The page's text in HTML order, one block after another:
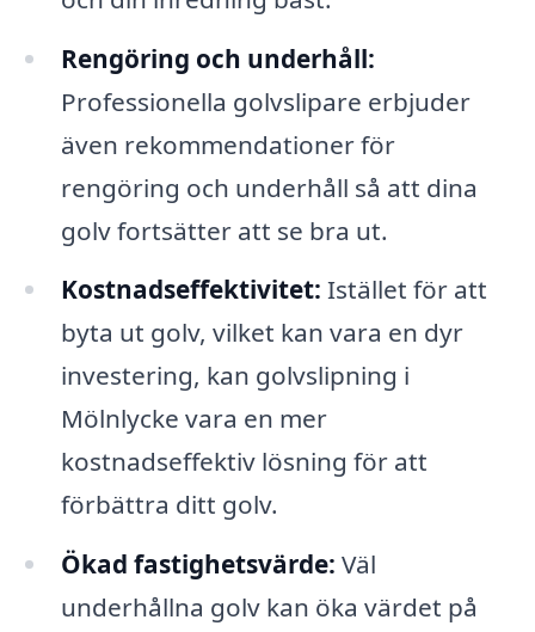
Rengöring och underhåll:
Professionella golvslipare erbjuder
även rekommendationer för
rengöring och underhåll så att dina
golv fortsätter att se bra ut.
Kostnadseffektivitet: Istället för att
byta ut golv, vilket kan vara en dyr
investering, kan golvslipning i
Mölnlycke vara en mer
kostnadseffektiv lösning för att
förbättra ditt golv.
Ökad fastighetsvärde: Väl
underhållna golv kan öka värdet på